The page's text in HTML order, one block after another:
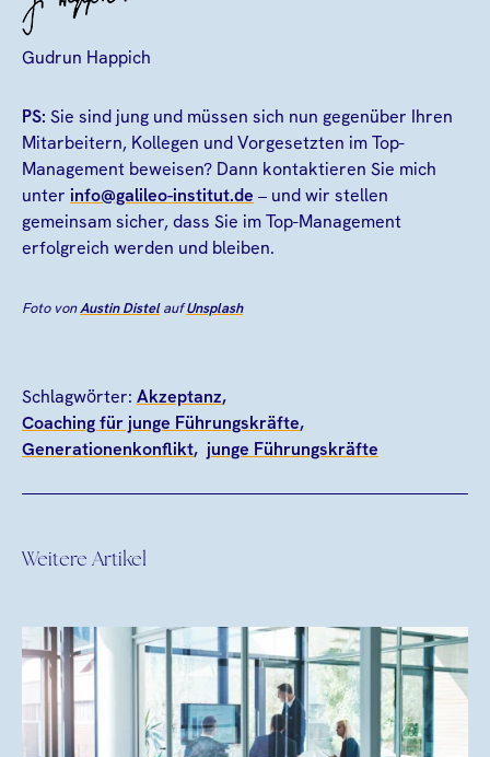
Gudrun Happich
PS: Sie sind jung und müssen sich nun gegenüber Ihren
Mitarbeitern, Kollegen und Vorgesetzten im Top-
Management beweisen? Dann kontaktieren Sie mich
unter info@galileo-institut.de – und wir stellen
gemeinsam sicher, dass Sie im Top-Management
erfolgreich werden und bleiben.
Foto vonAustin DistelaufUnsplash
Schlagwörter: Akzeptanz
Coaching für junge Führungskräfte
Generationenkonflikt
junge Führungskräfte
Weitere Artikel